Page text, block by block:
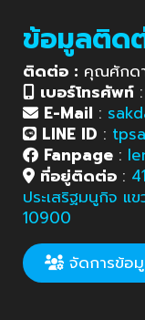
ข้อมูลติด
ติดต่อ : คุณศักด
เบอร์โทรศัพท์ :
E-Mail :
LINE ID :
Fanpage :
ที่อยู่ติดต่อ :
ประเสริฐมนูกิจ แ
10900
จัดการข้อ